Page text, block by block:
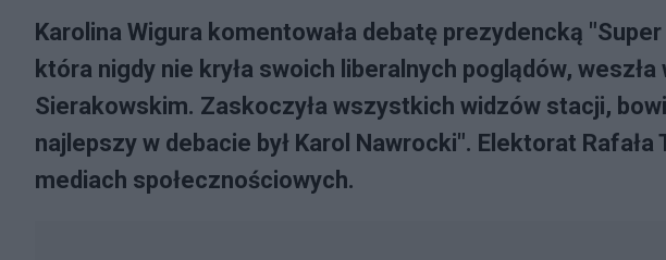
Karolina Wigura komentowała debatę prezydencką
która nigdy nie kryła swoich liberalnych poglądów,
Sierakowskim. Zaskoczyła wszystkich widzów stacji,
najlepszy w debacie był Karol Nawrocki". Elektorat
mediach społecznościowych.